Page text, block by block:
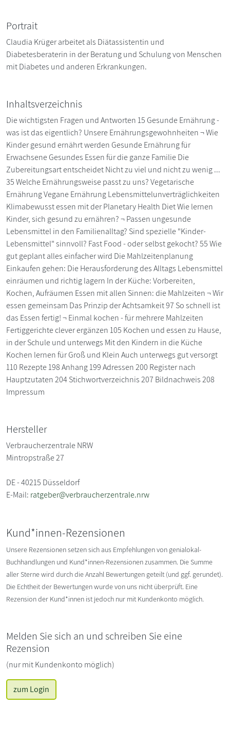
Portrait
Claudia Krüger arbeitet als Diätassistentin und
Diabetesberaterin in der Beratung und Schulung von Menschen
mit Diabetes und anderen Erkrankungen.
Inhaltsverzeichnis
Die wichtigsten Fragen und Antworten 15 Gesunde Ernährung -
was ist das eigentlich? Unsere Ernährungsgewohnheiten ¬ Wie
Kinder gesund ernährt werden Gesunde Ernährung für
Erwachsene Gesundes Essen für die ganze Familie Die
Zubereitungsart entscheidet Nicht zu viel und nicht zu wenig ...
35 Welche Ernährungsweise passt zu uns? Vegetarische
Ernährung Vegane Ernährung Lebensmittelunverträglichkeiten
Klimabewusst essen mit der Planetary Health Diet Wie lernen
Kinder, sich gesund zu ernähren? ¬ Passen ungesunde
Lebensmittel in den Familienalltag? Sind spezielle "Kinder-
Lebensmittel" sinnvoll? Fast Food - oder selbst gekocht? 55 Wie
gut geplant alles einfacher wird Die Mahlzeitenplanung
Einkaufen gehen: Die Herausforderung des Alltags Lebensmittel
einräumen und richtig lagern In der Küche: Vorbereiten,
Kochen, Aufräumen Essen mit allen Sinnen: die Mahlzeiten ¬ Wir
essen gemeinsam Das Prinzip der Achtsamkeit 97 So schnell ist
das Essen fertig! ¬ Einmal kochen - für mehrere Mahlzeiten
Fertiggerichte clever ergänzen 105 Kochen und essen zu Hause,
in der Schule und unterwegs Mit den Kindern in die Küche
Kochen lernen für Groß und Klein Auch unterwegs gut versorgt
110 Rezepte 198 Anhang 199 Adressen 200 Register nach
Hauptzutaten 204 Stichwortverzeichnis 207 Bildnachweis 208
Impressum
Hersteller
Verbraucherzentrale NRW
Mintropstraße 27
DE - 40215 Düsseldorf
E-Mail: ratgeber@verbraucherzentrale.nrw
Kund*innen-Rezensionen
Unsere Rezensionen setzen sich aus Empfehlungen von genialokal-
Buchhandlungen und Kund*innen-Rezensionen zusammen. Die Summe
aller Sterne wird durch die Anzahl Bewertungen geteilt (und ggf. gerundet).
Die Echtheit der Bewertungen wurde von uns nicht überprüft. Eine
Rezension der Kund*innen ist jedoch nur mit Kundenkonto möglich.
Melden Sie sich an und schreiben Sie eine
Rezension
(nur mit Kundenkonto möglich)
zum Login